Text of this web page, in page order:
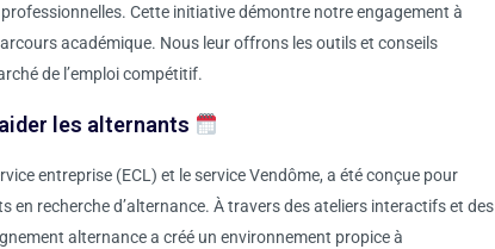
Cette initiative démontre notre engagement à
académique. Nous leur offrons les outils et conseils
de l’emploi compétitif.
les alternants
entreprise (ECL) et le service Vendôme, a été conçue pour
en recherche d’alternance. À travers des ateliers interactifs et des
alternance a créé un environnement propice à